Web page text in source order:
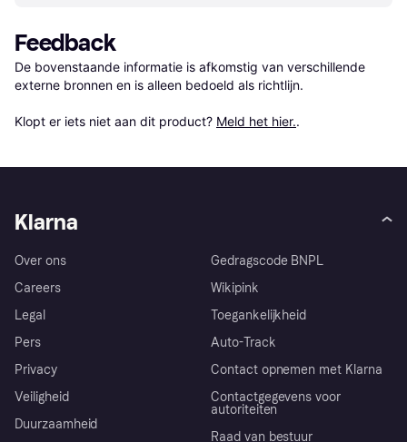
Feedback
De bovenstaande informatie is afkomstig van verschillende
externe bronnen en is alleen bedoeld als richtlijn.
Klopt er iets niet aan dit product? Meld het hier..
Klarna
Over ons
Careers
Legal
Pers
Privacy
Veiligheid
Duurzaamheid
Gedragscode BNPL
Wikipink
Toegankelijkheid
Auto-Track
Contact opnemen met Klarna
Contactgegevens voor
autoriteiten
Raad van bestuur